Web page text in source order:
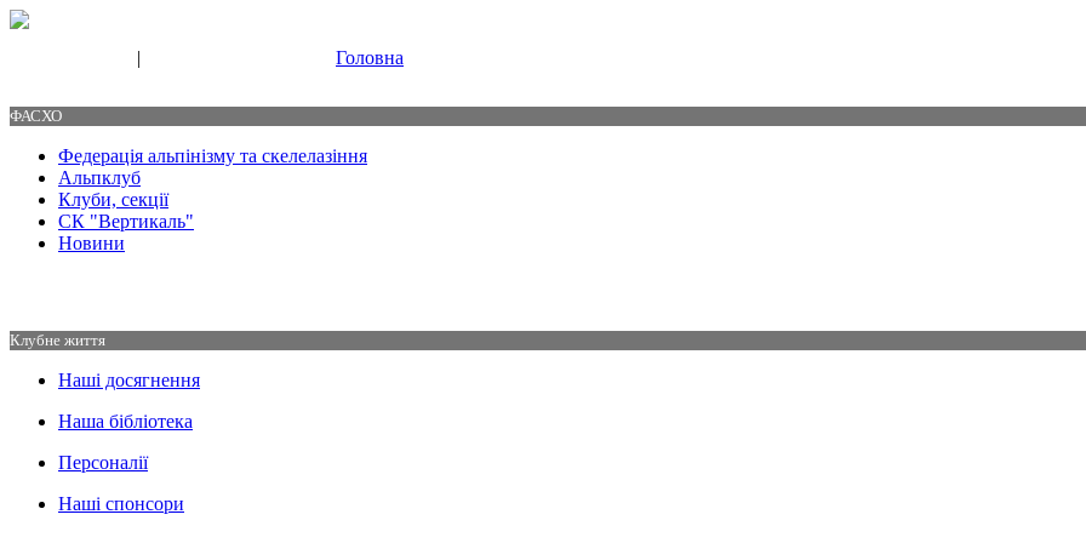
| Головна
ФАСХО
Федерація альпінізму та скелелазіння
Альпклуб
Клуби, секції
СК "Вертикаль"
Новини
Клубне життя
Наші досягнення
Наша бібліотека
Персоналії
Наші спонсори